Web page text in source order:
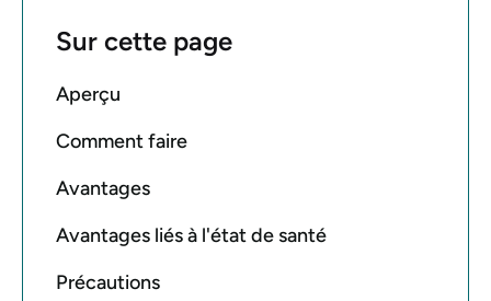
Sur cette page
Aperçu
Comment faire
Avantages
Avantages liés à l'état de santé
Précautions